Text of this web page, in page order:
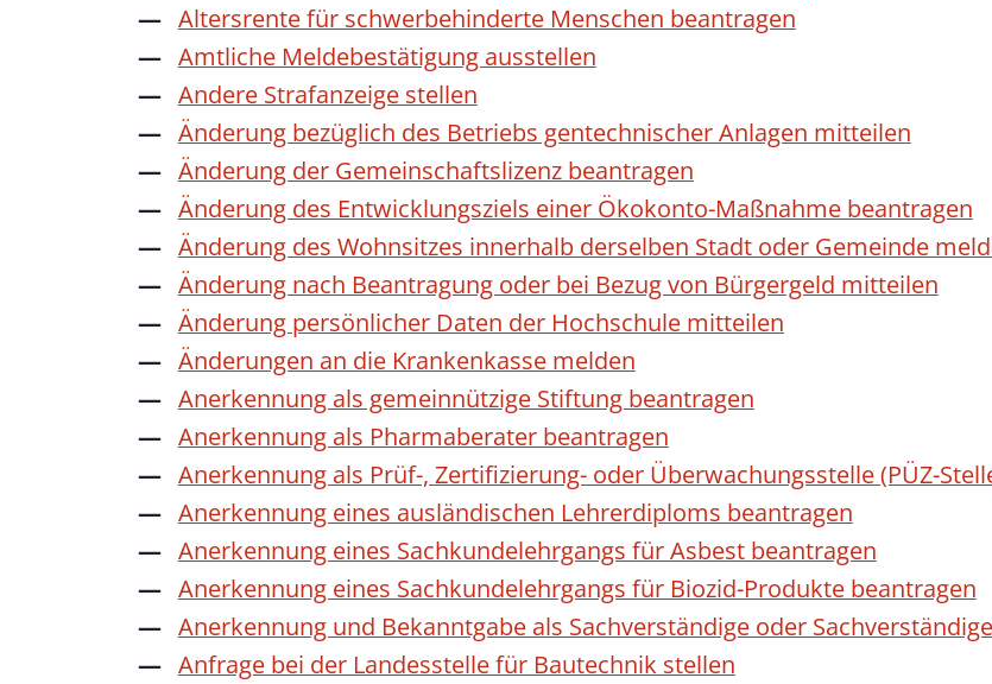
Altersrente für schwerbehinderte Menschen beantragen
Amtliche Meldebestätigung ausstellen
Andere Strafanzeige stellen
Änderung bezüglich des Betriebs gentechnischer Anlagen mitteilen
Änderung der Gemeinschaftslizenz beantragen
Änderung des Entwicklungsziels einer Ökokonto-Maßnahme beantragen
Änderung des Wohnsitzes innerhalb derselben Stadt oder Gemeinde
Änderung nach Beantragung oder bei Bezug von Bürgergeld mitteilen
Änderung persönlicher Daten der Hochschule mitteilen
Änderungen an die Krankenkasse melden
Anerkennung als gemeinnützige Stiftung beantragen
Anerkennung als Pharmaberater beantragen
Anerkennung als Prüf-, Zertifizierung- oder Überwachungsstelle (PÜZ-
Anerkennung eines ausländischen Lehrerdiploms beantragen
Anerkennung eines Sachkundelehrgangs für Asbest beantragen
Anerkennung eines Sachkundelehrgangs für Biozid-Produkte beantragen
Anerkennung und Bekanntgabe als Sachverständige oder
Anfrage bei der Landesstelle für Bautechnik stellen